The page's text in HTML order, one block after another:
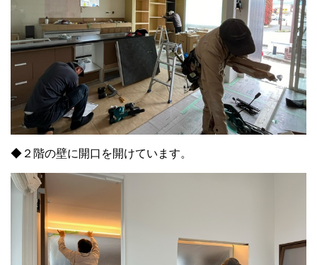
◆２階の壁に開口を開けています。